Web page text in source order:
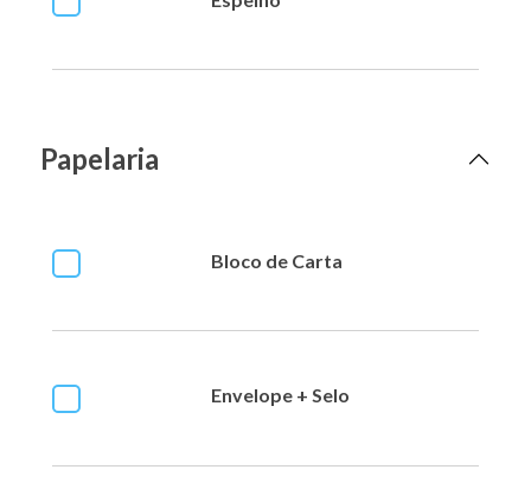
Papelaria
Bloco de Carta
Envelope + Selo